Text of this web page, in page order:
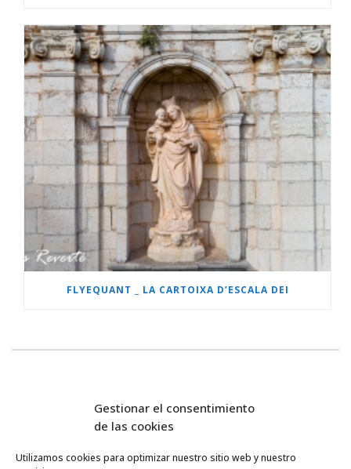
Gestionar el consentimiento
de las cookies
Utilizamos cookies para optimizar nuestro sitio web y nuestro
FLYEQUANT _ LA CARTOIXA D’ESCALA DEI